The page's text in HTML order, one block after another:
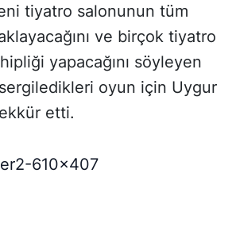
tiyatro salonunun tüm
ve birçok tiyatro
yapacağını söyleyen
oyun için Uygur
etti.